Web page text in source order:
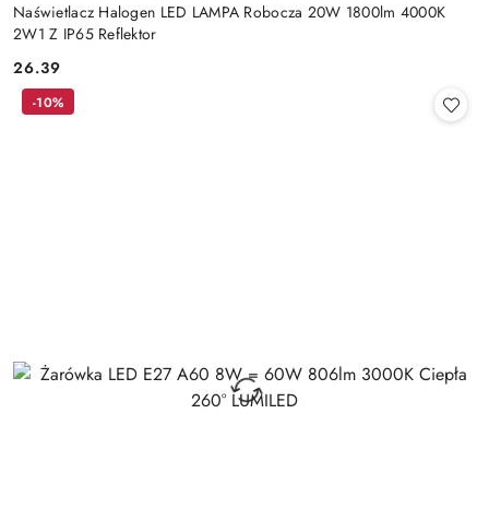
Naświetlacz Halogen LED LAMPA Robocza 20W 1800lm 4000K
2W1 Z IP65 Reflektor
Cena:
26.39
-10%